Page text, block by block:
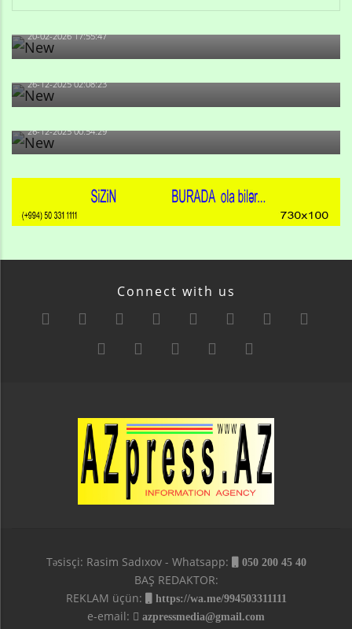
Qulu Məhərrəmli: Sosial şəbəkələrdə söyüş niyə artıb?
20-02-2026 17:55:47
Məni bura NAZİR GÖNDƏRİB - 1937-ci ildən fəaliyyətdə
olan və...
26-12-2025 02:08:23
-Ay qız, sən məhkəməni udmayacaqsan... Sən bilirsən
də, məni...
26-12-2025 00:54:29
Connect with us
Təsisçi: Rasim Sadıxov - Whatsapp: 050 200 45 40
BAŞ REDAKTOR:
REKLAM üçün:
https://wa.me/994503311111
e-email: azpressmedia@gmail.com